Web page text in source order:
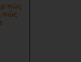
πώς
πώς